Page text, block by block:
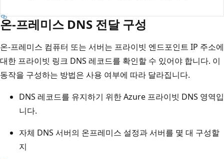
온-프레미스 DNS 전달 구성
온-프레미스 컴퓨터 또는 서버는 프라이빗 엔드포인트 IP 주소에
대한 프라이빗 링크 DNS 레코드를 확인할 수 있어야 합니다. 이
동작을 구성하는 방법은 사용 여부에 따라 달라집니다.
DNS 레코드를 유지하기 위한 Azure 프라이빗 DNS 영역입
니다.
자체 DNS 서버의 온프레미스 설정과 서버를 몇 대 구성할
지